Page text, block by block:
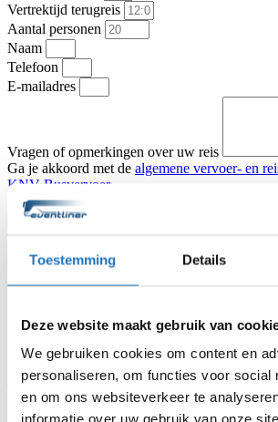
Toestemming Details
Deze website maakt gebruik van
We gebruiken cookies om content en
personaliseren, om functies voor social
en om ons websiteverkeer te
informatie over uw gebruik van onze
Vertrektijd terugreis
Aantal personen
Naam
Telefoon
E-mailadres
Vragen of opmerkingen over uw reis
Ga je akkoord met de algemene vervoer- en
KNV Busvervoer.
Ik ga akkoord
Offerte aanvragen
Type vervoer
Touringcar
Eindbestemming
Aantal personen
Naam